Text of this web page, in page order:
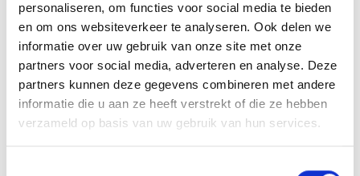
personaliseren, om functies voor social media te bieden
en om ons websiteverkeer te analyseren. Ook delen we
informatie over uw gebruik van onze site met onze
partners voor social media, adverteren en analyse. Deze
partners kunnen deze gegevens combineren met andere
informatie die u aan ze heeft verstrekt of die ze hebben
verzameld op basis van uw gebruik van hun services.
AANVULLENDE INFORMATIE
BEOORDELINGEN (0)
De FG414 is een zeer mooi trofee die zeer geschikt is voor
ieder (sport)toernooi of businessevenement. We kunnen
de beker personaliseren door er een tekst op de voet van
de beker aan te brengen. De tekst wordt door middel van